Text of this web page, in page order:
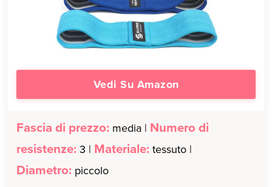
Vedi Su Amazon
Fascia di prezzo: media | Numero di
resistenze: 3 | Materiale: tessuto |
Diametro: piccolo